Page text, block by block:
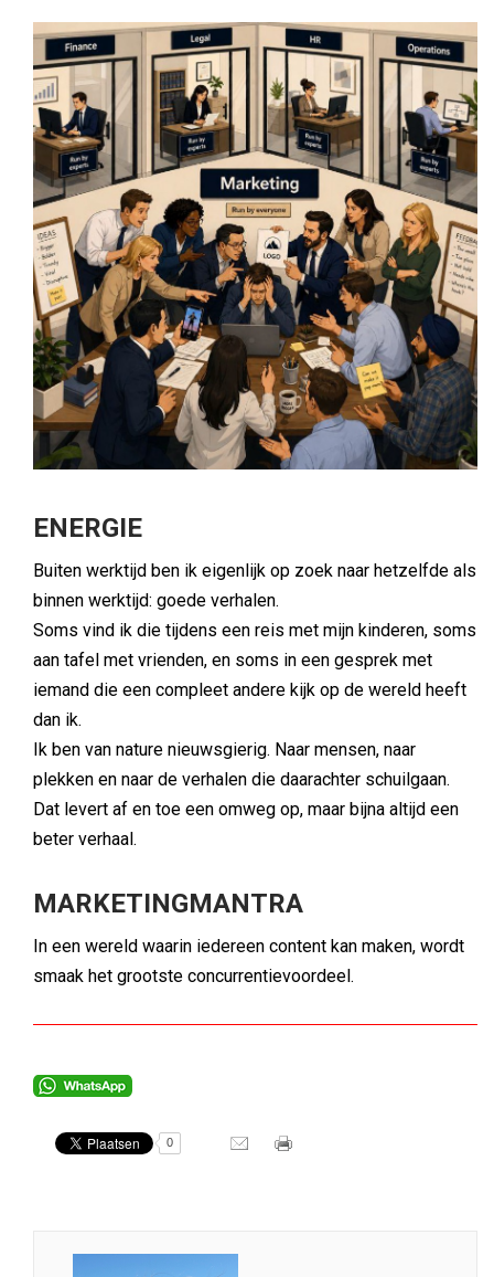
ENERGIE
Buiten werktijd ben ik eigenlijk op zoek naar hetzelfde als
binnen werktijd: goede verhalen.
Soms vind ik die tijdens een reis met mijn kinderen, soms
aan tafel met vrienden, en soms in een gesprek met
iemand die een compleet andere kijk op de wereld heeft
dan ik.
Ik ben van nature nieuwsgierig. Naar mensen, naar
plekken en naar de verhalen die daarachter schuilgaan.
Dat levert af en toe een omweg op, maar bijna altijd een
beter verhaal.
MARKETINGMANTRA
In een wereld waarin iedereen content kan maken, wordt
smaak het grootste concurrentievoordeel.
0